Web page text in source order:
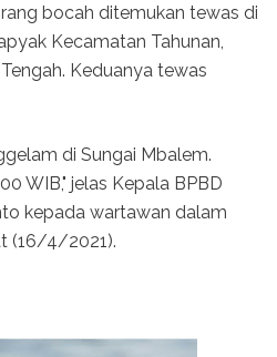
bocah ditemukan tewas di
Kecamatan Tahunan,
Keduanya tewas
di Sungai Mbalem.
WIB," jelas Kepala BPBD
kepada wartawan dalam
(16/4/2021).